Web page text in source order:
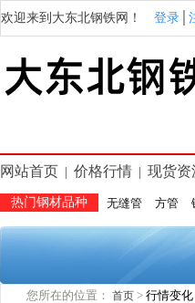
欢迎来到大东北钢铁网！ 登录
网站首页 价格行情 现货资
热门钢材品种 无缝管 方管
您所在的位置： 首页 > 行情变化